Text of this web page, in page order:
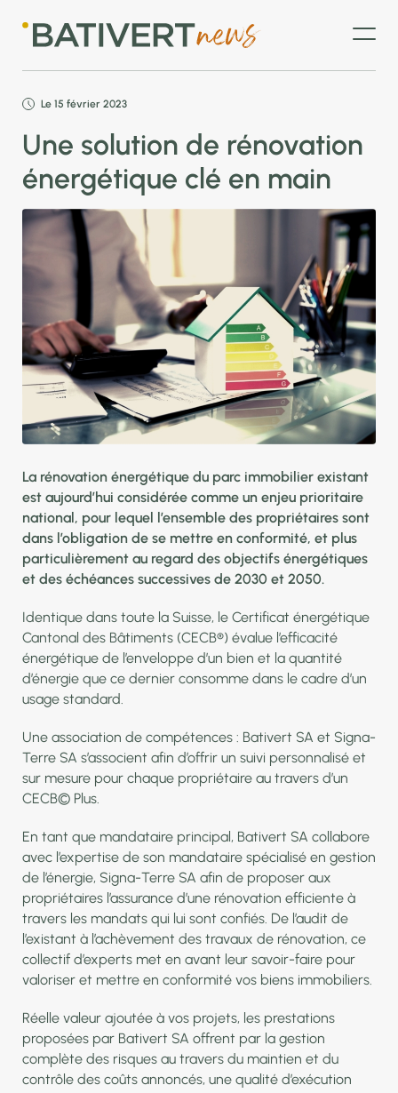
Le 15 février 2023
Une solution de rénovation
énergétique clé en main
La rénovation énergétique du parc immobilier existant
est aujourd’hui considérée comme un enjeu prioritaire
national, pour lequel l’ensemble des propriétaires sont
dans l’obligation de se mettre en conformité, et plus
particulièrement au regard des objectifs énergétiques
et des échéances successives de 2030 et 2050.
Identique dans toute la Suisse, le Certificat énergétique
Cantonal des Bâtiments (CECB®) évalue l’efficacité
énergétique de l’enveloppe d’un bien et la quantité
d’énergie que ce dernier consomme dans le cadre d’un
usage standard.
Une association de compétences : Bativert SA et Signa-
Terre SA s’associent afin d’offrir un suivi personnalisé et
sur mesure pour chaque propriétaire au travers d’un
CECB© Plus.
En tant que mandataire principal, Bativert SA collabore
avec l’expertise de son mandataire spécialisé en gestion
de l’énergie, Signa-Terre SA afin de proposer aux
propriétaires l’assurance d’une rénovation efficiente à
travers les mandats qui lui sont confiés. De l’audit de
l’existant à l’achèvement des travaux de rénovation, ce
collectif d’experts met en avant leur savoir-faire pour
valoriser et mettre en conformité vos biens immobiliers.
Réelle valeur ajoutée à vos projets, les prestations
proposées par Bativert SA offrent par la gestion
complète des risques au travers du maintien et du
contrôle des coûts annoncés, une qualité d’exécution